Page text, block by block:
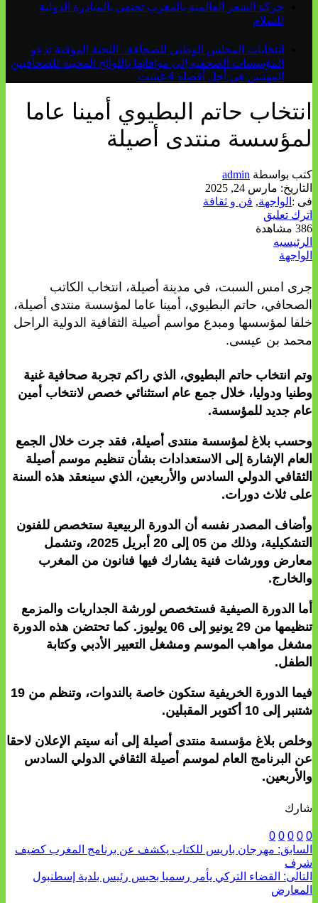
حركة الشعر العالمية بالمغرب تحتفي بالمبادرة الدولية
للسلام
انتخابات المجلس الوطني للصحافة.. اللجنة المؤقتة تدعو
المؤسسات الصحفية إلى موافاتها باللوائح المحينة للصحافيين
المهنيين في أجل أقصاه 4 غشت
انتخاب حاتم البطيوي أمينا عاما
لمؤسسة منتدى أصيلة
كتب بواسطة admin
التاريخ: مارس 24, 2025
فى : الواجهة, فن و ثقافة
اترك تعليق
386 مشاهدة
الرئيسيه
الواجهة
جرى امس السبت، في مدينة أصيلة، انتخاب الكاتب
الصحافي، حاتم البطيوي، أمينا عاما لمؤسسة منتدى أصيلة،
خلفا لمؤسسها ومبدع مواسم أصيلة الثقافية الدولية الراحل
محمد بن عيسى.
وتم انتخاب حاتم البطيوي، الذي راكم تجربة صحافية غنية
وطنيا ودوليا، خلال جمع عام استثنائي خصص لانتخاب أمين
عام جديد للمؤسسة.
وحسب بلاغ لمؤسسة منتدى أصيلة، فقد جرت خلال الجمع
العام الإشارة إلى الاستعدادات بشأن تنظيم موسم أصيلة
الثقافي الدولي السادس والأربعين، الذي سينعقد هذه السنة
على ثلاث دورات.
وأضاف المصدر نفسه أن الدورة الربيعية ستخصص للفنون
التشكيلية، وذلك من 05 إلى 20 أبريل 2025، وتشمل
معارض وورشات فنية يشارك فيها فنانون من المغرب
والخارج.
أما الدورة الصيفية فستخصص لورشة الجداريات والمزمع
تنظيمها من 29 يونيو إلى 06 يوليوز. كما تحتضن هذه الدورة
مشغل مواهب الموسم ومشغل التعبير الأدبي وكتابة
الطفل.
فيما الدورة الخريفية ستكون خاصة بالندوات، وتنظم من 19
شتنبر إلى 10 أكتوبر المقبلين.
وخلص بلاغ مؤسسة منتدى أصيلة إلى أنه سيتم الإعلان لاحقا
عن البرنامج العام لموسم أصيلة الثقافي الدولي السادس
والأربعين.
شارك
0
0
0
0
0
السابق: مهرجان باريس للكتاب يكشف عن برنامج المغرب كضيف
شرف
التالى: القضاء التركي يأمر رسميا بحبس رئيس بلدية إسطنبول
المعارض